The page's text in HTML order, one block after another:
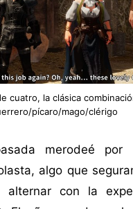
cuatro, la clásica
pícaro/mago/clérigo
merodeé por
algo que
alternar con la